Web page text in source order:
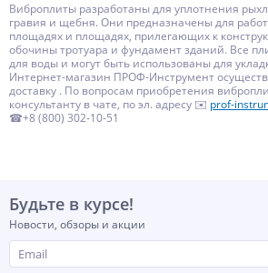
Виброплиты разработаны для уплотнения
гравия и щебня. Они предназначены для
площадях и площадях, прилегающих к
обочины тротуара и фундамент зданий. Все
для воды и могут быть использованы для
Интернет-магазин ПРОФ-Инструмент
доставку . По вопросам приобретения
консультанту в чате, по эл. адресу ✉️ prof-
☎+8 (800) 302-10-51
Будьте в курсе!
Новости, обзоры и акции